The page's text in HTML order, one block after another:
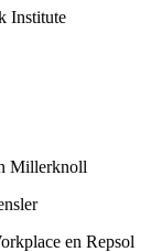
Institute
Millerknoll
en Repsol